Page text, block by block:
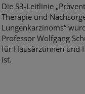
Die S3-Leitlinie
Therapie und
Lungenkarzinoms“
Professor Wolfgang
für Hausärztinnen und
ist.